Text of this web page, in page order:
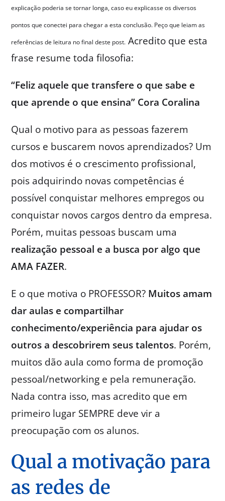
explicação poderia se tornar longa, caso eu explicasse os diversos
pontos que conectei para chegar a esta conclusão. Peço que leiam as
referências de leitura no final deste post. Acredito que esta
frase resume toda filosofia:
“Feliz aquele que transfere o que sabe e
que aprende o que ensina” Cora Coralina
Qual o motivo para as pessoas fazerem
cursos e buscarem novos aprendizados? Um
dos motivos é o crescimento profissional,
pois adquirindo novas competências é
possível conquistar melhores empregos ou
conquistar novos cargos dentro da empresa.
Porém, muitas pessoas buscam uma
realização pessoal e a busca por algo que
AMA FAZER.
E o que motiva o PROFESSOR? Muitos amam
dar aulas e compartilhar
conhecimento/experiência para ajudar os
outros a descobrirem seus talentos. Porém,
muitos dão aula como forma de promoção
pessoal/networking e pela remuneração.
Nada contra isso, mas acredito que em
primeiro lugar SEMPRE deve vir a
preocupação com os alunos.
Qual a motivação para
as redes de